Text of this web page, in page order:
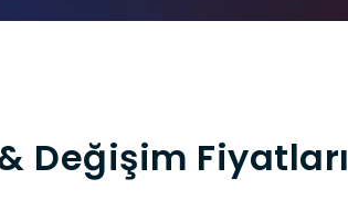
Değişim Fiyatları